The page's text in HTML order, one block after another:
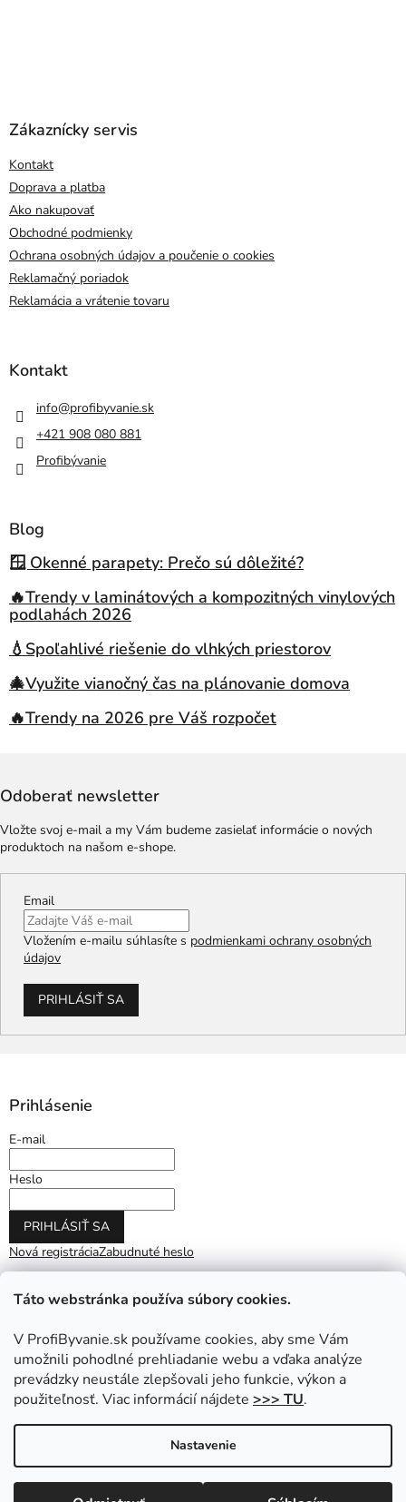
Táto webstránka používa súbory cookies.
V ProfiByvanie.sk používame cookies, aby sme Vám
umožnili pohodlné prehliadanie webu a vďaka analýze
prevádzky neustále zlepšovali jeho funkcie, výkon a
použiteľnosť. Viac informácií nájdete >>> TU.
Nastavenie
Zákaznícky servis
Kontakt
Doprava a platba
Ako nakupovať
Obchodné podmienky
Ochrana osobných údajov a poučenie o cookies
Reklamačný poriadok
Reklamácia a vrátenie tovaru
Kontakt
info@profibyvanie.sk
+421 908 080 881
Profibývanie
Blog
🪟 Okenné parapety: Prečo sú dôležité?
🔥Trendy v laminátových a kompozitných vinylových
podlahách 2026
💧Spoľahlivé riešenie do vlhkých priestorov
🎄Využite vianočný čas na plánovanie domova
🔥Trendy na 2026 pre Váš rozpočet
Odoberať newsletter
Vložte svoj e-mail a my Vám budeme zasielať informácie o nových
produktoch na našom e-shope.
Email
Vložením e-mailu súhlasíte s podmienkami ochrany osobných
údajov
PRIHLÁSIŤ SA
Prihlásenie
E-mail
Heslo
PRIHLÁSIŤ SA
Nová registráciaZabudnuté heslo
Copyright 2026ProfiByvanie.sk. Všetky práva vyhradené.